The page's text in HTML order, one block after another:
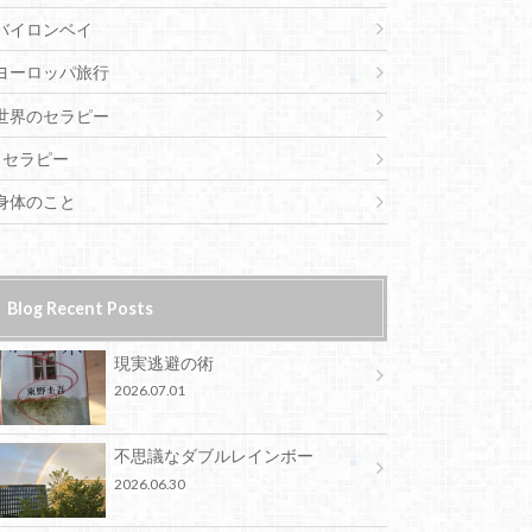
イロンベイ
ーロッパ旅行
界のセラピー
セラピー
体のこと
Blog Recent Posts
現実逃避の術
2026.07.01
不思議なダブルレインボー
2026.06.30